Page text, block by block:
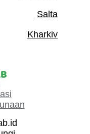
Salta
Kharkiv